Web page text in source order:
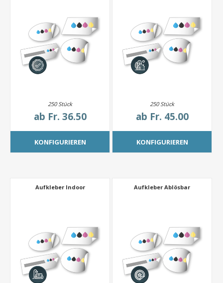
250 Stück
ab Fr. 36.50
KONFIGURIEREN
250 Stück
ab Fr. 45.00
KONFIGURIEREN
Aufkleber Indoor Aufkleber Ablösbar